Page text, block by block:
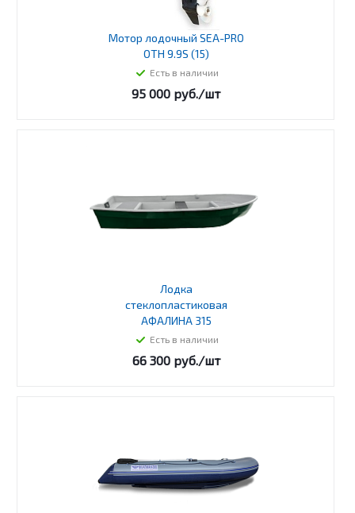
Мотор лодочный SEA-PRO
OTH 9.9S (15)
Есть в наличии
95 000 руб./шт
Лодка
стеклопластиковая
АФАЛИНА 315
Есть в наличии
66 300руб./шт